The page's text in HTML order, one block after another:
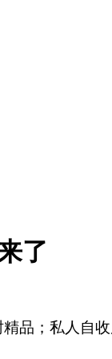
了
品；私人自